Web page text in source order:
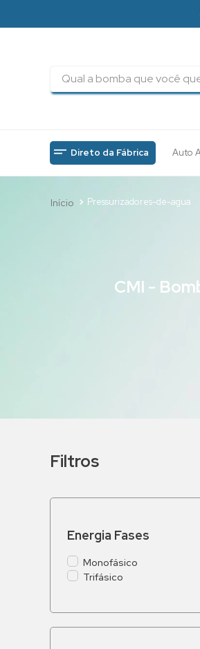
Direto da Fábrica Auto
Pressurizadores-de-agua
CMI -
Filtros
Energia Fases
Monofásico
Trifásico
drenagem
3º submersa